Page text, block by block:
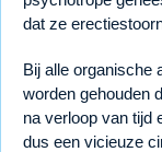
dat ze
Bij alle organische
worden gehouden
na verloop van tijd
dus een vicieuze